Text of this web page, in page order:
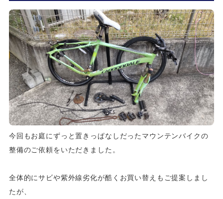
今回もお庭にずっと置きっぱなしだったマウンテンバイクの
整備のご依頼をいただきました。
全体的にサビや紫外線劣化が酷くお買い替えもご提案しまし
たが、